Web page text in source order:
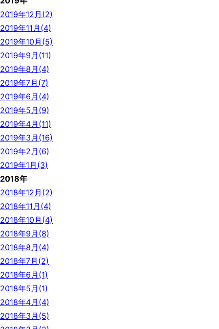
2019年12月(2)
2019年11月(4)
2019年10月(5)
2019年9月(11)
2019年8月(4)
2019年7月(7)
2019年6月(4)
2019年5月(9)
2019年4月(11)
2019年3月(16)
2019年2月(6)
2019年1月(3)
2018年
2018年12月(2)
2018年11月(4)
2018年10月(4)
2018年9月(8)
2018年8月(4)
2018年7月(2)
2018年6月(1)
2018年5月(1)
2018年4月(4)
2018年3月(5)